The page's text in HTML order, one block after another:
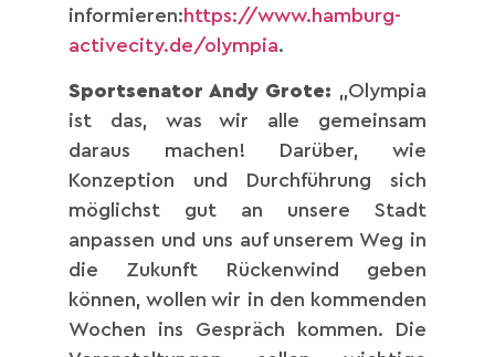
informieren: https://www.hamburg-
activecity.de/olympia.
Sportsenator Andy Grote: „Olympia
ist das, was wir alle gemeinsam
daraus machen! Darüber, wie
Konzeption und Durchführung sich
möglichst gut an unsere Stadt
anpassen und uns auf unserem Weg in
die Zukunft Rückenwind geben
können, wollen wir in den kommenden
Wochen ins Gespräch kommen. Die